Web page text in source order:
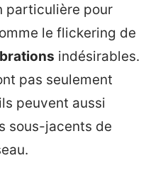
particulière pour
le flickering de
indésirables.
pas seulement
peuvent aussi
sous-jacents de